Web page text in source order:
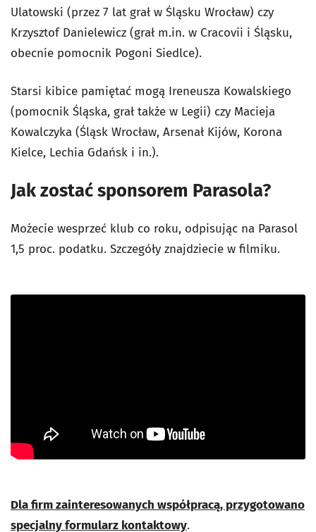
Ulatowski (przez 7 lat grał w Śląsku Wrocław) czy
Krzysztof Danielewicz (grał m.in. w Cracovii i Śląsku,
obecnie pomocnik Pogoni Siedlce).
Starsi kibice pamiętać mogą Ireneusza Kowalskiego
(pomocnik Śląska, grał także w Legii) czy Macieja
Kowalczyka (Śląsk Wrocław, Arsenał Kijów, Korona
Kielce, Lechia Gdańsk i in.).
Jak zostać sponsorem Parasola?
Możecie wesprzeć klub co roku, odpisując na Parasol
1,5 proc. podatku. Szczegóły znajdziecie w filmiku.
Dla firm zainteresowanych współpracą, przygotowano
specjalny formularz kontaktowy.